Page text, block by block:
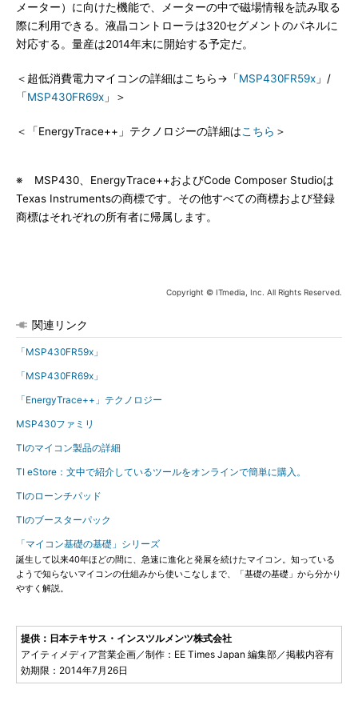
メーター）に向けた機能で、メーターの中で磁場情報を読み取る
際に利用できる。液晶コントローラは320セグメントのパネルに
対応する。量産は2014年末に開始する予定だ。
＜超低消費電力マイコンの詳細はこちら→「MSP430FR59x 」/
「MSP430FR69x 」＞
＜「EnergyTrace++」テクノロジーの詳細はこちら ＞
※ MSP430、EnergyTrace++およびCode Composer Studioは
Texas Instrumentsの商標です。その他すべての商標および登録
商標はそれぞれの所有者に帰属します。
Copyright © ITmedia, Inc. All Rights Reserved.
関連リンク
「MSP430FR59x」
「MSP430FR69x」
「EnergyTrace++」テクノロジー
MSP430ファミリ
TIのマイコン製品の詳細
TI eStore：文中で紹介しているツールをオンラインで簡単に購入。
TIのローンチパッド
TIのブースターパック
「マイコン基礎の基礎」シリーズ
誕生して以来40年ほどの間に、急速に進化と発展を続けたマイコン。知っている
ようで知らないマイコンの仕組みから使いこなしまで、「基礎の基礎」から分かり
やすく解説。
提供：日本テキサス・インスツルメンツ株式会社
アイティメディア営業企画／制作：EE Times Japan 編集部／掲載内容有
効期限：2014年7月26日